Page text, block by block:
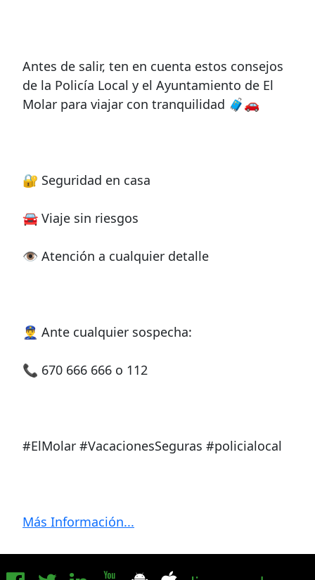
Antes de salir, ten en cuenta estos consejos
de la Policía Local y el Ayuntamiento de El
Molar para viajar con tranquilidad 🧳🚗
🔐 Seguridad en casa
🚘 Viaje sin riesgos
👁️ Atención a cualquier detalle
👮‍♂️ Ante cualquier sospecha:
📞 670 666 666 o 112
#ElMolar #VacacionesSeguras #policialocal
Más Información...